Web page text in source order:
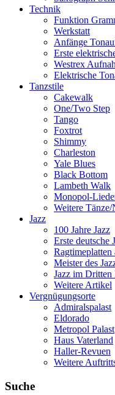
Technik
Funktion
Werkstatt
Anfänge
Erste
Westrex
Elektrische
Tanzstile
Cakewalk
One/Two Step
Tango
Foxtrot
Shimmy
Charleston
Yale Blues
Black Bottom
Lambeth Walk
Monopol-
Weitere Tänze/
Jazz
100 Jahre Jazz
Erste deutsche
Ragtimeplatten
Meister des
Jazz im Dritten
Weitere Artikel
Vergnügungsorte
Admiralspalast
Eldorado
Metropol Palast
Haus Vaterland
Haller-Revuen
Weitere
Suche